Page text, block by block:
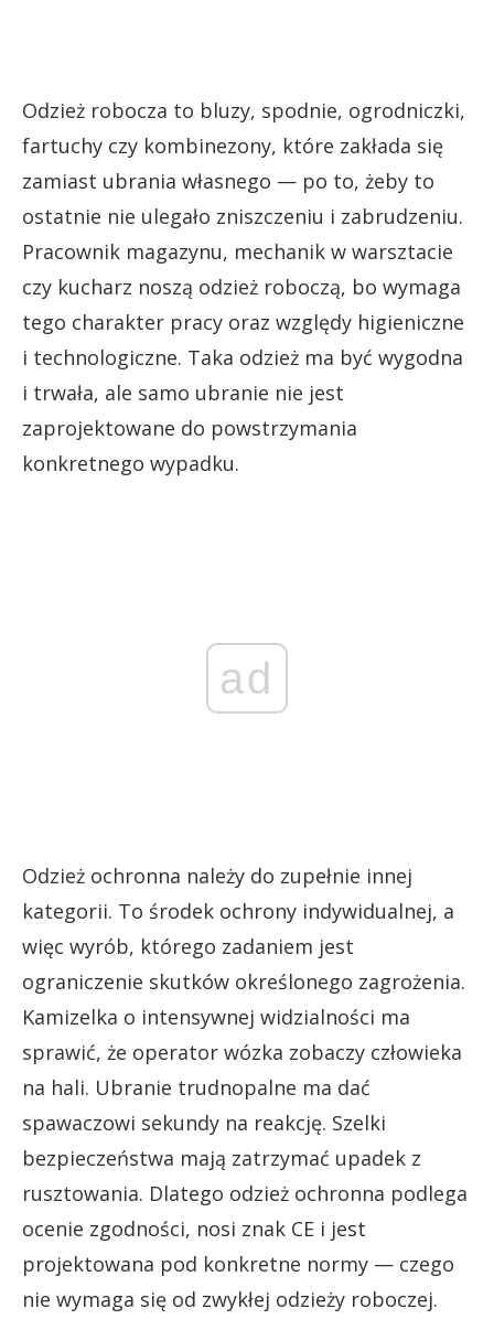
Odzież robocza to bluzy, spodnie, ogrodniczki,
fartuchy czy kombinezony, które zakłada się
zamiast ubrania własnego — po to, żeby to
ostatnie nie ulegało zniszczeniu i zabrudzeniu.
Pracownik magazynu, mechanik w warsztacie
czy kucharz noszą odzież roboczą, bo wymaga
tego charakter pracy oraz względy higieniczne
i technologiczne. Taka odzież ma być wygodna
i trwała, ale samo ubranie nie jest
zaprojektowane do powstrzymania
konkretnego wypadku.
ad
Odzież ochronna należy do zupełnie innej
kategorii. To środek ochrony indywidualnej, a
więc wyrób, którego zadaniem jest
ograniczenie skutków określonego zagrożenia.
Kamizelka o intensywnej widzialności ma
sprawić, że operator wózka zobaczy człowieka
na hali. Ubranie trudnopalne ma dać
spawaczowi sekundy na reakcję. Szelki
bezpieczeństwa mają zatrzymać upadek z
rusztowania. Dlatego odzież ochronna podlega
ocenie zgodności, nosi znak CE i jest
projektowana pod konkretne normy — czego
nie wymaga się od zwykłej odzieży roboczej.